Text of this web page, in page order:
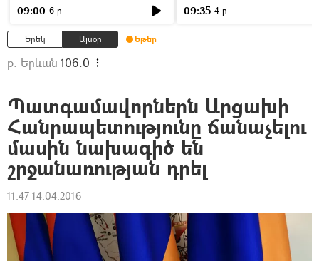
09:00 6 ր 09:35 4 ր
Երեկ Այսօր Եթեր
ք. Երևան 106.0
Պատգամավորներն Արցախի
Հանրապետությունը ճանաչելու
մասին նախագիծ են
շրջանառության դրել
11:47 14.04.2016